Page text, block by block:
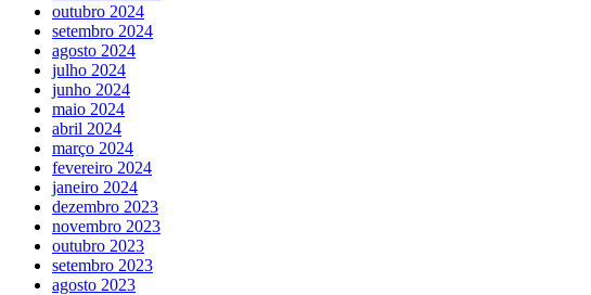
outubro 2024
setembro 2024
agosto 2024
julho 2024
junho 2024
maio 2024
abril 2024
março 2024
fevereiro 2024
janeiro 2024
dezembro 2023
novembro 2023
outubro 2023
setembro 2023
agosto 2023